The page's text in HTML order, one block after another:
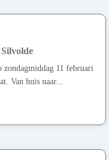
11 februari
Van huis naar...